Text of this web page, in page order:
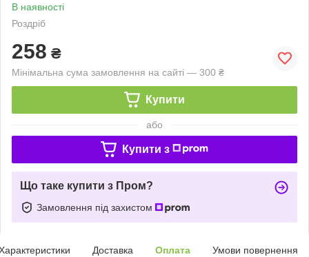
В наявності
Роздріб
258 ₴
Мінімальна сума замовлення на сайті — 300 ₴
Купити
або
Купити з
Що таке купити з Пром?
Замовлення під захистом
Доставка Оплата Умови повернення